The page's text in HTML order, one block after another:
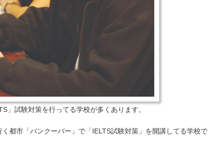
」試験対策を行ってる学校が多くあります。
都市「バンクーバー」で「IELTS試験対策」を開講してる学校で